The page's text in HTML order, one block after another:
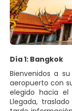
Día 1: Bangkok
Bienvenidos a
aeropuerto con
elegido hacia
Llegada,